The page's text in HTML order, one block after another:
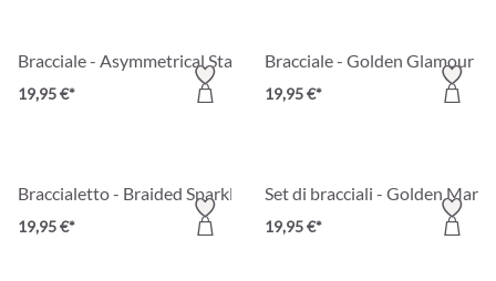
Bracciale - Asymmetrical Statement
19,95 €*
Bracciale - Golden Glamour
19,95 €*
Braccialetto - Braided Sparkle
19,95 €*
Set di bracciali - Golden
19,95 €*